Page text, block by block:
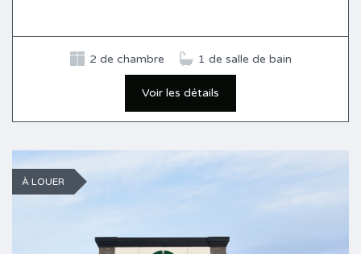
2 de chambre 1 de salle de bain
Voir les détails
À LOUER